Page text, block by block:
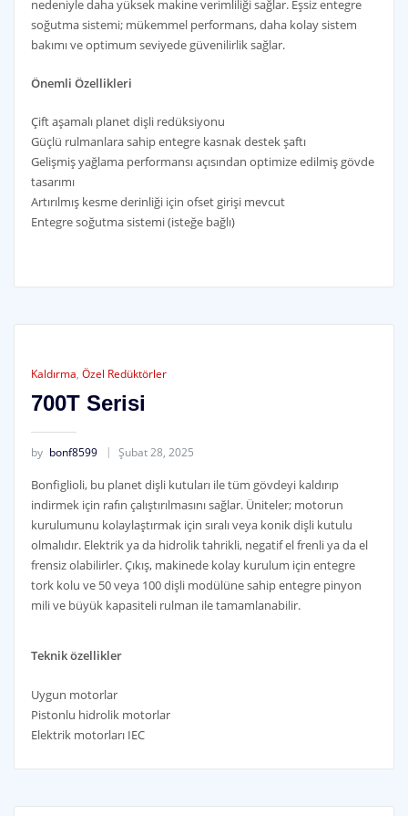
nedeniyle daha yüksek makine verimliliği sağlar. Eşsiz entegre
soğutma sistemi; mükemmel performans, daha kolay sistem
bakımı ve optimum seviyede güvenilirlik sağlar.
Önemli Özellikleri
Çift aşamalı planet dişli redüksiyonu
Güçlü rulmanlara sahip entegre kasnak destek şaftı
Gelişmiş yağlama performansı açısından optimize edilmiş gövde
tasarımı
Artırılmış kesme derinliği için ofset girişi mevcut
Entegre soğutma sistemi (isteğe bağlı)
Kaldırma, Özel Redüktörler
700T Serisi
by bonf8599 Şubat 28, 2025
Bonfiglioli, bu planet dişli kutuları ile tüm gövdeyi kaldırıp
indirmek için rafın çalıştırılmasını sağlar. Üniteler; motorun
kurulumunu kolaylaştırmak için sıralı veya konik dişli kutulu
olmalıdır. Elektrik ya da hidrolik tahrikli, negatif el frenli ya da el
frensiz olabilirler. Çıkış, makinede kolay kurulum için entegre
tork kolu ve 50 veya 100 dişli modülüne sahip entegre pinyon
mili ve büyük kapasiteli rulman ile tamamlanabilir.
Teknik özellikler
Uygun motorlar
Pistonlu hidrolik motorlar
Elektrik motorları IEC